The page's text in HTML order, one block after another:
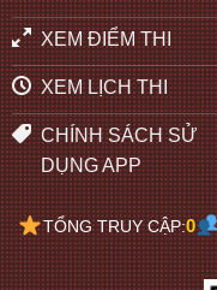
XEM ĐIỂM THI
XEM LỊCH THI
CHÍNH SÁCH SỬ
DỤNG APP
TỔNG TRUY CẬP:0